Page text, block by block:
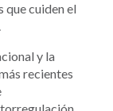
que cuiden el
y la
recientes